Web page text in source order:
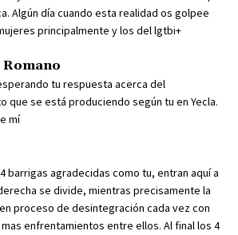
Algún día cuando esta realidad os golpee
principalmente y los del lgtbi+
tu respuesta acerca del
que se está produciendo según tu en Yecla.
mí
barrigas agradecidas como tu, entran aquí a
se divide, mientras precisamente la
proceso de desintegración cada vez con
enfrentamientos entre ellos. Al final los 4